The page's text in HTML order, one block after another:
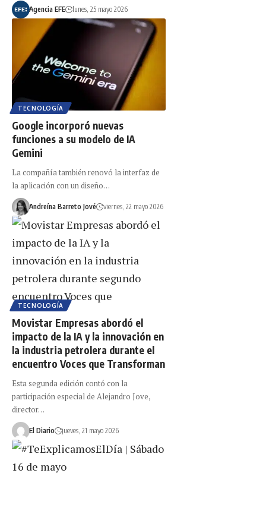
Agencia EFE lunes, 25 mayo 2026
TECNOLOGÍA
Google incorporó nuevas
funciones a su modelo de IA
Gemini
La compañía también renovó la interfaz de
la aplicación con un diseño…
Andreína Barreto Jové viernes, 22 mayo 2026
TECNOLOGÍA
Movistar Empresas abordó el
impacto de la IA y la innovación en
la industria petrolera durante el
encuentro Voces que Transforman
Esta segunda edición contó con la
participación especial de Alejandro Jove,
director…
El Diario jueves, 21 mayo 2026